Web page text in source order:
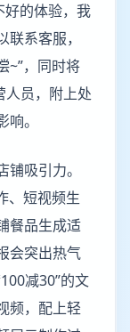
好的体验，我
系客服，
~”，同时将
人员，附上处
。
吸引力。
、短视频生
餐品生成适
会突出热气
减30”的文
频，配上轻